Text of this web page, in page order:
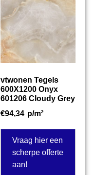
vtwonen Tegels
600X1200 Onyx
601206 Cloudy Grey
€94,34 p/m²
Vraag hier een
scherpe offerte
aan!